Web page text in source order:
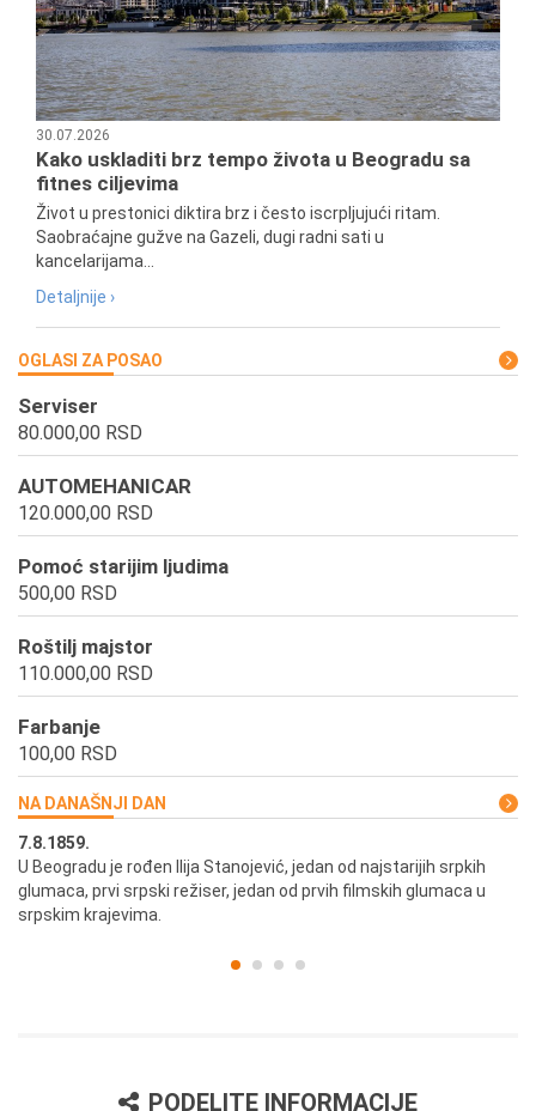
30.07.2026
Kako uskladiti brz tempo života u Beogradu sa
fitnes ciljevima
Život u prestonici diktira brz i često iscrpljujući ritam.
Saobraćajne gužve na Gazeli, dugi radni sati u
kancelarijama...
Detaljnije ›
OGLASI ZA POSAO
Serviser
80.000,00 RSD
AUTOMEHANICAR
120.000,00 RSD
Pomoć starijim ljudima
500,00 RSD
Roštilj majstor
110.000,00 RSD
Farbanje
100,00 RSD
NA DANAŠNJI DAN
7.8.1859.
U Beogradu je rođen Ilija Stanojević, jedan od najstarijih srpkih
glumaca, prvi srpski režiser, jedan od prvih filmskih glumaca u
srpskim krajevima.
PODELITE INFORMACIJE